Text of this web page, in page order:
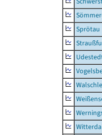
Sprötau
Witterda